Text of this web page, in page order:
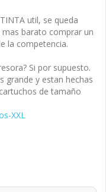
util, se queda
barato comprar un
la competencia.
Si por supuesto.
grande y estan hechas
de tamaño
XXL